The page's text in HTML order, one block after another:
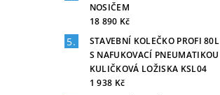
NOSIČEM
18 890 Kč
STAVEBNÍ KOLEČKO PROFI 80L
S NAFUKOVACÍ PNEUMATIKOU
KULIČKOVÁ LOŽISKA KSL04
1 938 Kč